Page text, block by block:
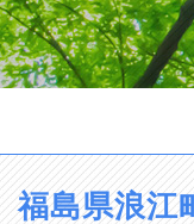
福島県浪江